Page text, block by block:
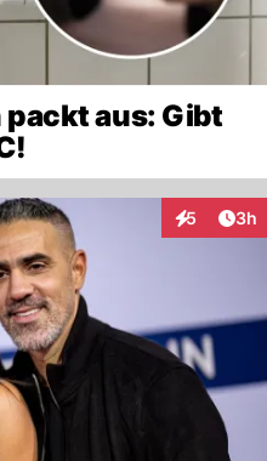
aus: Gibt
5 3h